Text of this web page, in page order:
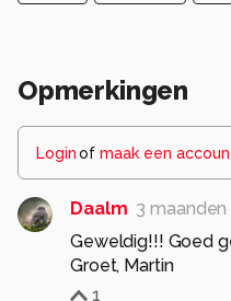
Opmerkingen
Loginof maak een
Daalm 3
Geweldig!!! Goed
Groet, Martin
1